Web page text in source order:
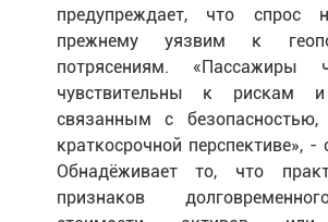
предупреждает, что
прежнему уязвим к
потрясениям. «Пассажиры
чувствительны к рискам
связанным с
краткосрочной перспективе», -
Обнадёживает то, что
признаков